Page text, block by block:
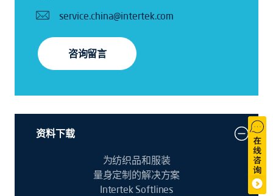
service.china@intertek.com
咨询留言
资料下载
为纺织品和服装
量身定制的解决方案
Intertek Softlines